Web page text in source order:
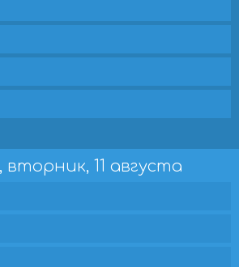
вторник, 11 августа